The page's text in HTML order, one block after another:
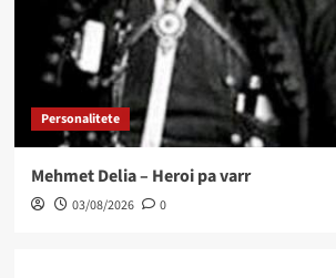
Personalitete
Mehmet Delia – Heroi pa varr
03/08/2026 0